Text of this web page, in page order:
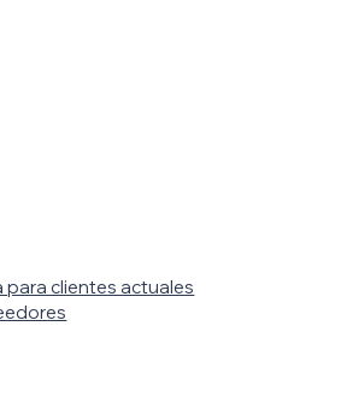
para clientes actuales